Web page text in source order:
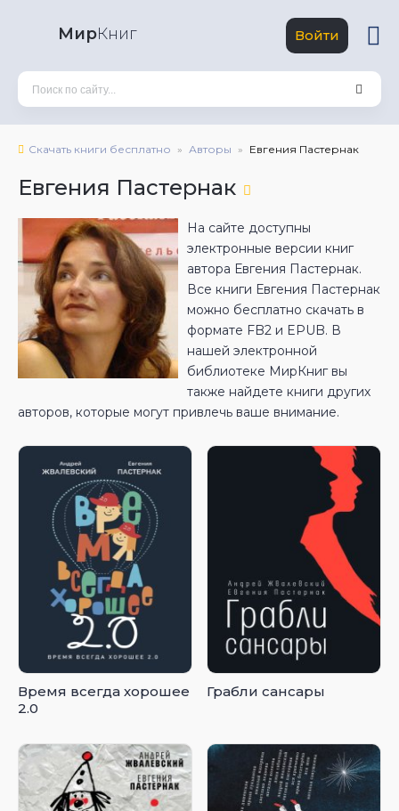
МирКниг Войти
Скачать книги бесплатно Авторы Евгения Пастернак
Евгения Пастернак
На сайте доступны
электронные версии книг
автора Евгения Пастернак.
Все книги Евгения Пастернак
можно бесплатно скачать в
формате FB2 и EPUB. В
нашей электронной
библиотеке МирКниг вы
также найдете книги других
авторов, которые могут привлечь ваше внимание.
Время всегда хорошее
2.0
Грабли сансары